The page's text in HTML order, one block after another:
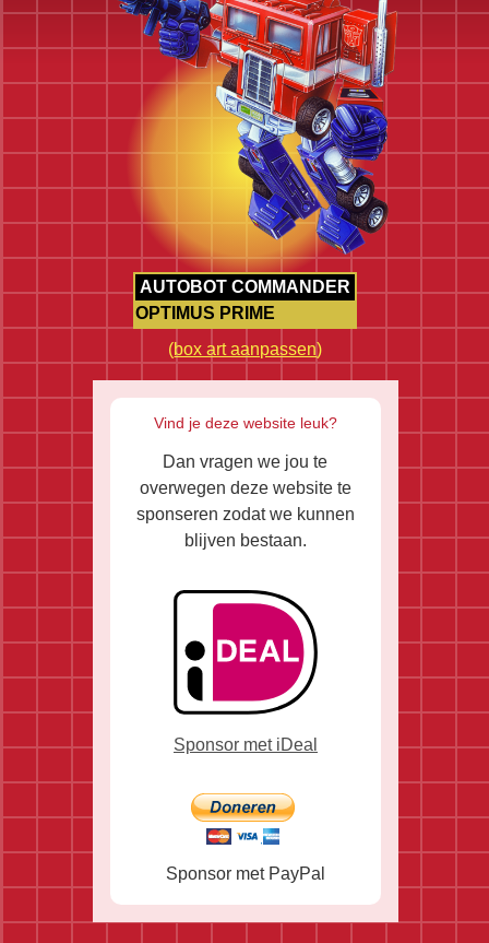
AUTOBOT COMMANDER
OPTIMUS PRIME
(box art aanpassen)
Vind je deze website leuk?
Dan vragen we jou te
overwegen deze website te
sponseren zodat we kunnen
blijven bestaan.
Sponsor met iDeal
Sponsor met PayPal